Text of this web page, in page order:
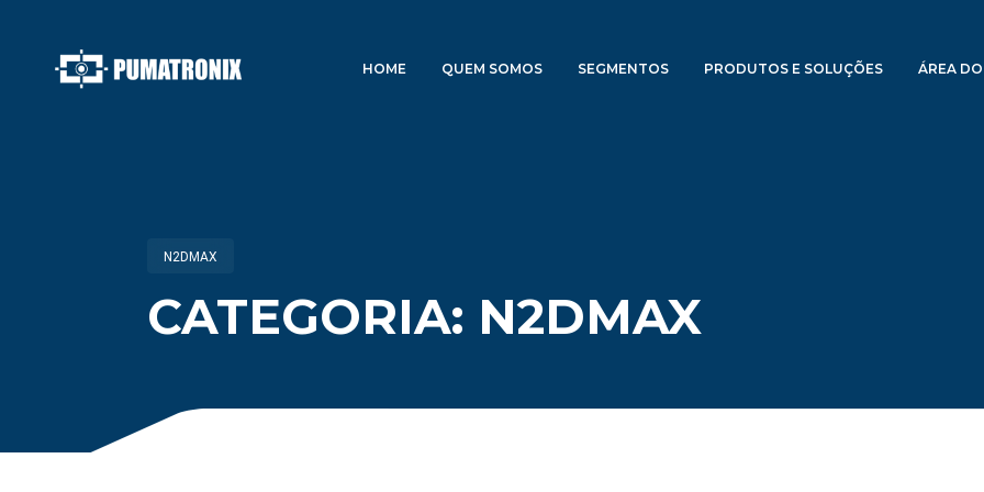
HOME QUEM SOMOS SEGMENTOS PRODUTOS E SOLUÇÕES ÁREA
N2DMAX
CATEGORIA: N2DMAX